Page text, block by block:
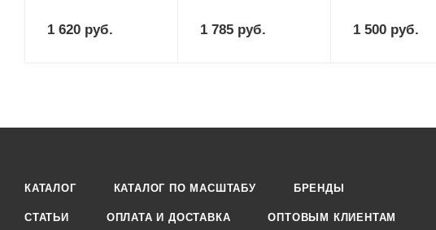
1 620 руб. 1 785руб. 1 500руб.
КАТАЛОГ КАТАЛОГ ПО МАСШТАБУ БРЕНДЫ
СТАТЬИ ОПЛАТА И ДОСТАВКА ОПТОВЫМ КЛИЕНТАМ